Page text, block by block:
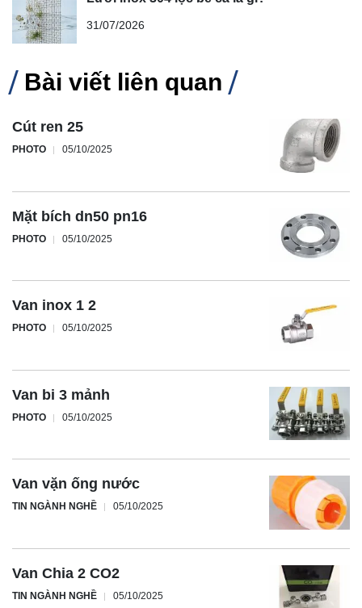
31/07/2026
Bài viết liên quan
Cút ren 25
PHOTO 05/10/2025
Mặt bích dn50 pn16
PHOTO 05/10/2025
Van inox 1 2
PHOTO 05/10/2025
Van bi 3 mảnh
PHOTO 05/10/2025
Van vặn ống nước
TIN NGÀNH NGHỀ 05/10/2025
Van Chia 2 CO2
TIN NGÀNH NGHỀ 05/10/2025